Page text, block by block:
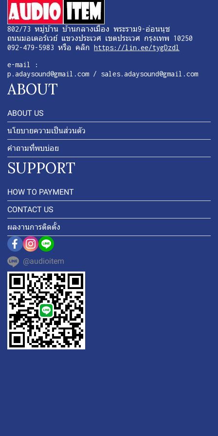
802/73 หมู่บ้าน บ้านกลางเมือง พระราม9-อ่อนนุช
ถนนมอเตอร์เวย์ แขวงประเวศ เขตประเวศ กรุงเทพ 10250
092-479-5983 หรือ คลิก https://lin.ee/tygDzdl
e-mail :
p.adaysound@gmail.com / sales.adaysound@gmail.com
ABOUT
ABOUT US
นโยบายความเป็นส่วนตัว
คำถามที่พบบ่อย
SUPPORT
HOW TO PAYMENT
CONTACT US
ผลงานการติดตั้ง
@audioitem